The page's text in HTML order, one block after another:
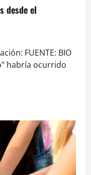
desde el
FUENTE: BIO
habría ocurrido